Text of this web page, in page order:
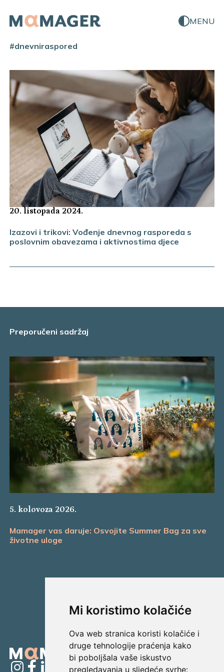
Mi koristimo kolačiće
Ova web stranica koristi kolačiće i
druge tehnologije praćenja kako
bi poboljšala vaše iskustvo
pregledavanja u sljedeće svrhe:
MENU
#dnevniraspored
20. listopada 2024.
Izazovi i trikovi: Vođenje dnevnog rasporeda s
poslovnim obavezama i aktivnostima djece
Preporučeni sadržaj
5. kolovoza 2026.
Mamager vas daruje: Osvojite Summer Bag za sve
životne uloge